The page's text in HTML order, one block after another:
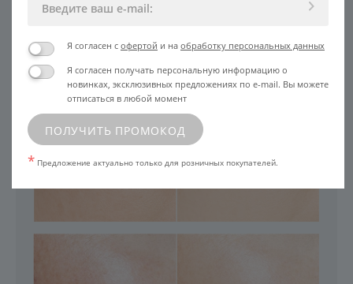
Я согласен с офертой и на обработку персональных данных
Я согласен получать персональную информацию о
новинках, эксклюзивных предложениях по e-mail. Вы можете
отписаться в любой момент
ПОЛУЧИТЬ ПРОМОКОД
* Предложение актуально только для розничных покупателей.